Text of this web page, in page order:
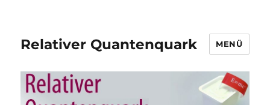
Relativer Quantenquark MENÜ